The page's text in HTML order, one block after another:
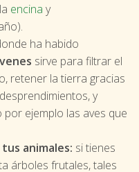
encina y
ha habido
sirve para filtrar el
retener la tierra gracias
y
ejemplo las aves que
animales: si tienes
árboles frutales, tales